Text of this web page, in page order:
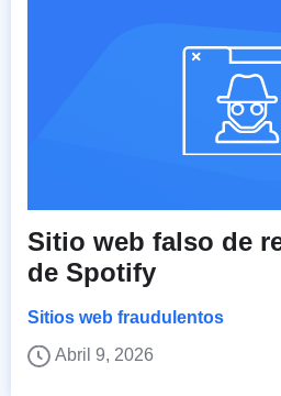
Sitio web falso de
de Spotify
Sitios web fraudulentos
Abril 9, 2026